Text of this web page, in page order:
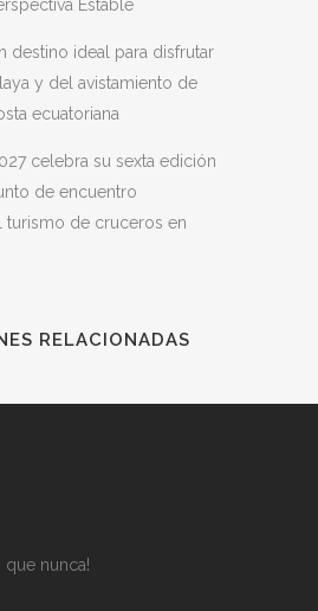
Estable
destino ideal para disfrutar
y del avistamiento de
ecuatoriana
celebra su sexta edición
de encuentro
turismo de cruceros en
RELACIONADAS
que nunca!